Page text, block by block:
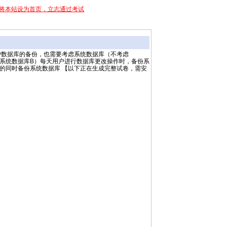
本站设为首页，立志通过考试
据库的备份，也需要考虑系统数据库（不考虑
统数据库B）每天用户进行数据库更改操作时，备份系
同时备份系统数据库 【以下正在生成完整试卷，需安